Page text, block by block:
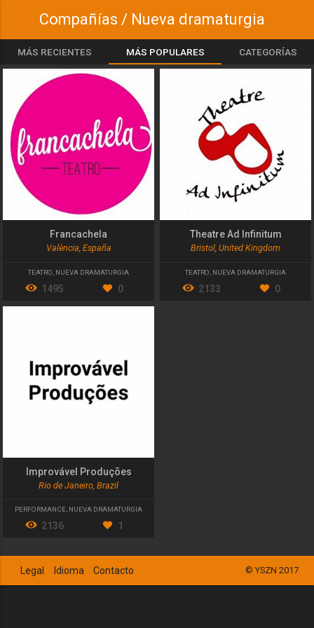
Compañías / Nueva dramaturgia
MÁS RECIENTES MÁS POPULARES CATEGORÍAS
Francachela
València, España
TEATRO NUEVA DRAMATURGIA
1495 0
Theatre Ad Infinitum
Bristol, United Kingdom
TEATRO NUEVA DRAMATURGIA
2133 0
Improvável Produções
Rio de Janeiro, Brazil
PERFORMANCE, NUEVA DRAMATURGIA
2136 1
© YSZN 2017
Legal Idioma Contacto